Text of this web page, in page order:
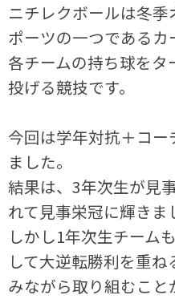
ニチレクボールは冬
ポーツの一つであるカ
各チームの持ち球を
投げる競技です。
今回は学年対抗＋コ
ました。
結果は、3年次生が見
れて見事栄冠に輝きま
しかし1年次生チーム
して大逆転勝利を重
みながら取り組むこと